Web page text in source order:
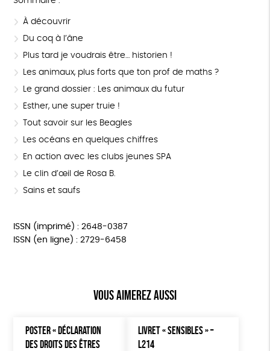
À découvrir
Du coq à l’âne
Plus tard je voudrais être… historien !
Les animaux, plus forts que ton prof de maths ?
Le grand dossier : Les animaux du futur
Esther, une super truie !
Tout savoir sur les Beagles
Les océans en quelques chiffres
En action avec les clubs jeunes SPA
Le clin d’œil de Rosa B.
Sains et saufs
ISSN (imprimé) : 2648-0387
ISSN (en ligne) : 2729-6458
Vous aimerez aussi
POSTER « DÉCLARATION
DES DROITS DES ÊTRES
LIVRET « SENSIBLES » –
L214